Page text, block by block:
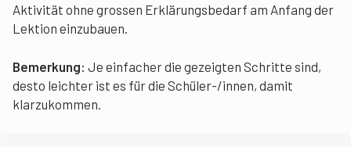
Aktivität ohne grossen Erklärungsbedarf am Anfang der
Lektion einzubauen.
Bemerkung: Je einfacher die gezeigten Schritte sind,
desto leichter ist es für die Schüler-/innen, damit
klarzukommen.